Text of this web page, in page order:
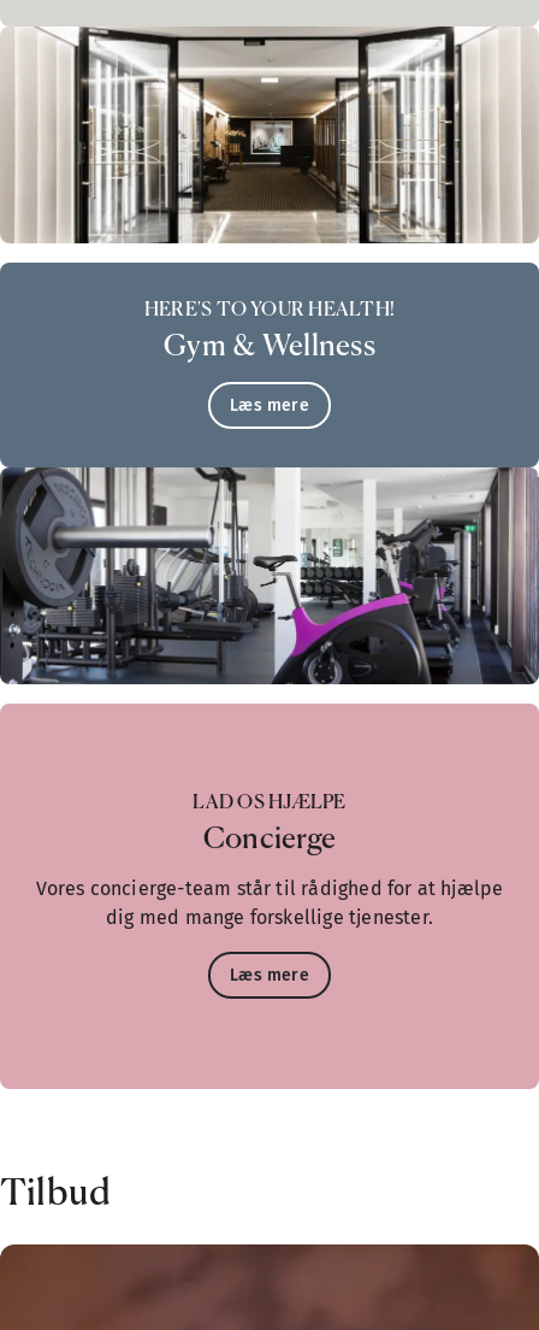
HERE'S TO YOUR HEALTH!
Gym & Wellness
Læs mere
LAD OS HJÆLPE
Concierge
Vores concierge-team står til rådighed for at hjælpe
dig med mange forskellige tjenester.
Læs mere
Tilbud